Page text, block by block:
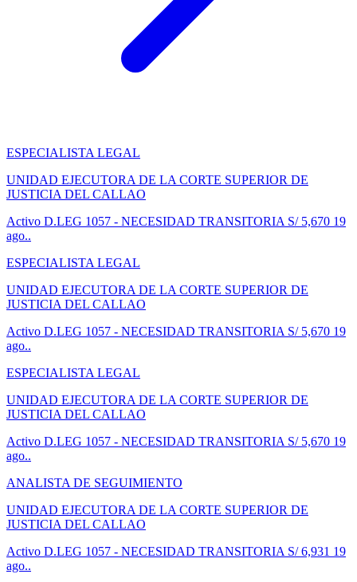
ESPECIALISTA LEGAL
UNIDAD EJECUTORA DE LA CORTE SUPERIOR DE
JUSTICIA DEL CALLAO
Activo D.LEG 1057 - NECESIDAD TRANSITORIA S/ 5,670 19
ago..
ESPECIALISTA LEGAL
UNIDAD EJECUTORA DE LA CORTE SUPERIOR DE
JUSTICIA DEL CALLAO
Activo D.LEG 1057 - NECESIDAD TRANSITORIA S/ 5,670 19
ago..
ESPECIALISTA LEGAL
UNIDAD EJECUTORA DE LA CORTE SUPERIOR DE
JUSTICIA DEL CALLAO
Activo D.LEG 1057 - NECESIDAD TRANSITORIA S/ 5,670 19
ago..
ANALISTA DE SEGUIMIENTO
UNIDAD EJECUTORA DE LA CORTE SUPERIOR DE
JUSTICIA DEL CALLAO
Activo D.LEG 1057 - NECESIDAD TRANSITORIA S/ 6,931 19
ago..